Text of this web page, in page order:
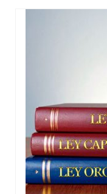
Contáctanos
Mundo
Aula Virtual